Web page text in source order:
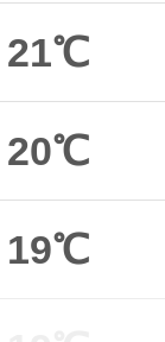
21℃
20℃
19℃